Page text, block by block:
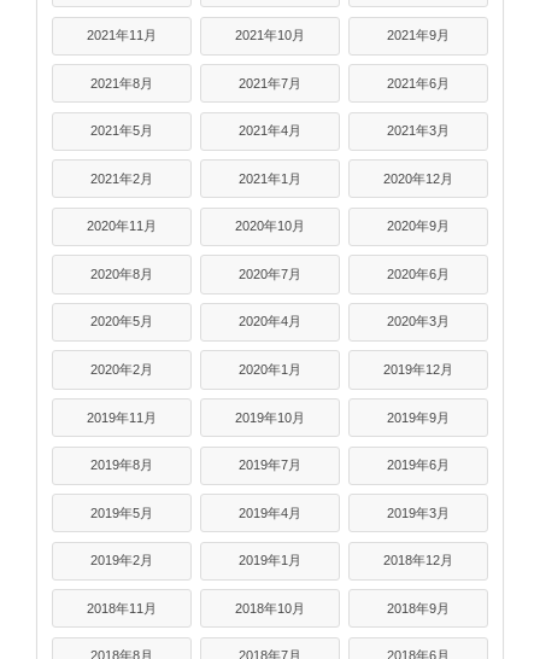
2021年11月 2021年10月 2021年9月
2021年8月 2021年7月 2021年6月
2021年5月 2021年4月 2021年3月
2021年2月 2021年1月 2020年12月
2020年11月 2020年10月 2020年9月
2020年8月 2020年7月 2020年6月
2020年5月 2020年4月 2020年3月
2020年2月 2020年1月 2019年12月
2019年11月 2019年10月 2019年9月
2019年8月 2019年7月 2019年6月
2019年5月 2019年4月 2019年3月
2019年2月 2019年1月 2018年12月
2018年11月 2018年10月 2018年9月
2018年8月 2018年7月 2018年6月